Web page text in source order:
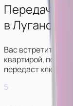
Передача
в Луганске.
Вас встретит
квартирой,
передаст ключи.
5